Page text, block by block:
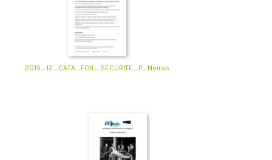
2015_12_CATA_FOIL_SECURITE_P_Neiras